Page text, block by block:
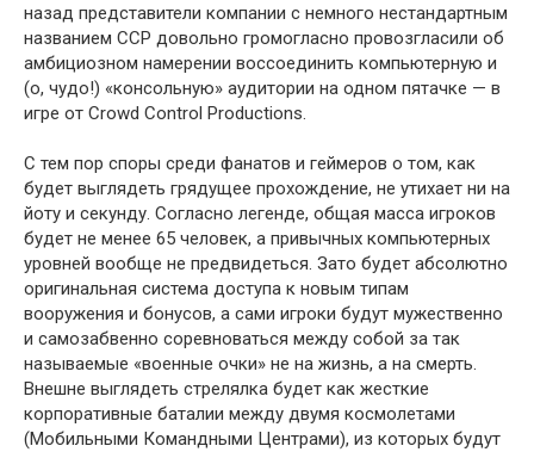
назад представители компании с немного нестандартным
названием ССР довольно громогласно провозгласили об
амбициозном намерении воссоединить компьютерную и
(о, чудо!) «консольную» аудитории на одном пятачке — в
игре от Crowd Control Productions.
С тем пор споры среди фанатов и геймеров о том, как
будет выглядеть грядущее прохождение, не утихает ни на
йоту и секунду. Согласно легенде, общая масса игроков
будет не менее 65 человек, а привычных компьютерных
уровней вообще не предвидеться. Зато будет абсолютно
оригинальная система доступа к новым типам
вооружения и бонусов, а сами игроки будут мужественно
и самозабвенно соревноваться между собой за так
называемые «военные очки» не на жизнь, а на смерть.
Внешне выглядеть стрелялка будет как жесткие
корпоративные баталии между двумя космолетами
(Мобильными Командными Центрами), из которых будут